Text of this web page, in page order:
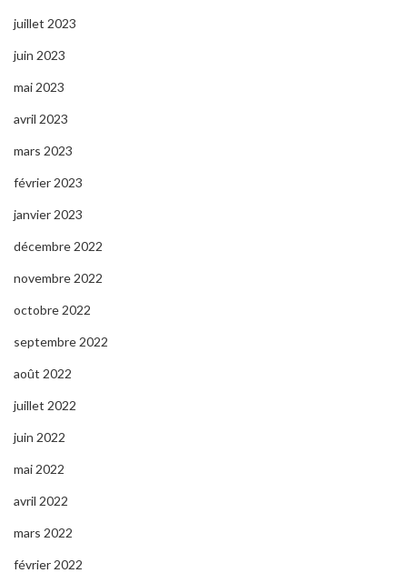
juillet 2023
juin 2023
mai 2023
avril 2023
mars 2023
février 2023
janvier 2023
décembre 2022
novembre 2022
octobre 2022
septembre 2022
août 2022
juillet 2022
juin 2022
mai 2022
avril 2022
mars 2022
février 2022